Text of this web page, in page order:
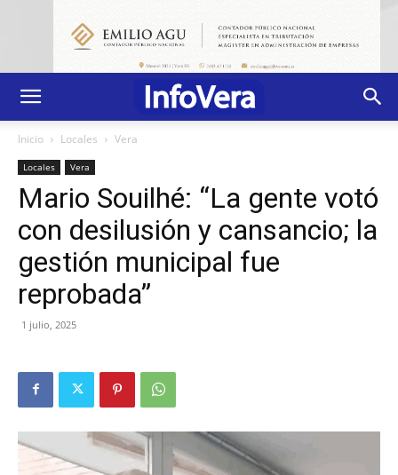
Inicio Locales Vera
Locales Vera
Mario Souilhé: “La gente votó
con desilusión y cansancio; la
gestión municipal fue
reprobada”
1 julio, 2025